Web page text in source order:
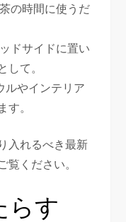
の時間に使うだ
ドサイドに置い
して。
ルやインテリア
す。
入れるべき最新
覧ください。
らす